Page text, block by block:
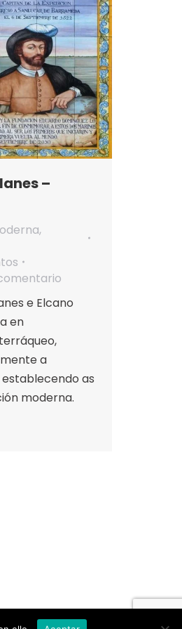
–
,
e Elcano
en
a
as
moderna.